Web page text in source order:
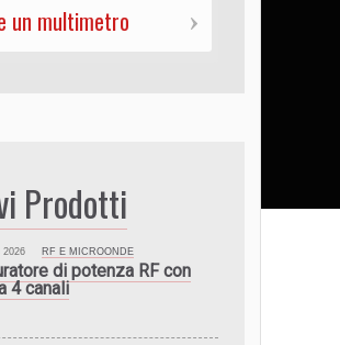
un multimetro
Prodotti
2026 RF E MICROONDE
di potenza RF con
4 canali